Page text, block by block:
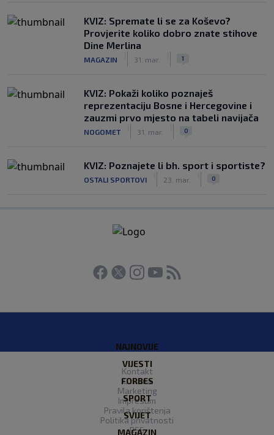
KVIZ: Spremate li se za Koševo?
Provjerite koliko dobro znate stihove
Dine Merlina
MAGAZIN 31. mar. 1
KVIZ: Pokaži koliko poznaješ
reprezentaciju Bosne i Hercegovine i
zauzmi prvo mjesto na tabeli navijača
NOGOMET 31. mar. 0
KVIZ: Poznajete li bh. sport i sportiste?
OSTALI SPORTOVI 23. mar. 0
NAJNOVIJE
VIJESTI
FORBES
SPORT
SVIJET
MAGAZIN
Kontakt
O nama
Marketing
Impresum
Pravila korištenja
Politika privatnosti
RSS